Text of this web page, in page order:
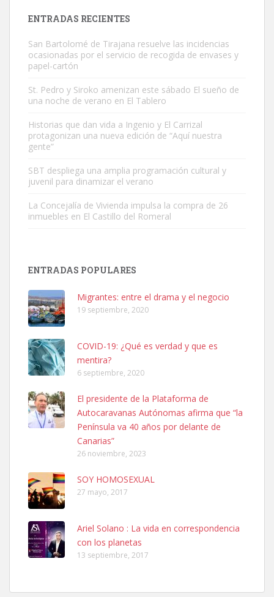
Este gato macho ha aparecido en la calle hace menos de un mes,
es muy manso y extremadamente cari...
Leales.org » Gran Canaria
Leales.org » Gran Canaria
SHIBA PERDIDO AVDA JOSE MESA Y LOPEZ
PERRO MACHO RAZA SHIBA CON MICROCHIP PERDIDO HOY
06/07/2025 ZONA MESA Y LOPEZ. ES MUY ASUSTADIZO
Leales.org » Gran Canaria
6.7.2025
Ninfa perdida
El día 5 se los perdió una ninfa papillera, asustada tiene miedo a la
calle, se perdió por la zon...
ENTRADAS RECIENTES
San Bartolomé de Tirajana resuelve las incidencias
ocasionadas por el servicio de recogida de envases y
papel-cartón
St. Pedro y Siroko amenizan este sábado El sueño de
una noche de verano en El Tablero
Historias que dan vida a Ingenio y El Carrizal
protagonizan una nueva edición de “Aquí nuestra
gente”
SBT despliega una amplia programación cultural y
juvenil para dinamizar el verano
La Concejalía de Vivienda impulsa la compra de 26
inmuebles en El Castillo del Romeral
ENTRADAS POPULARES
Migrantes: entre el drama y el negocio
19 septiembre, 2020
COVID-19: ¿Qué es verdad y que es
mentira?
6 septiembre, 2020
El presidente de la Plataforma de
Autocaravanas Autónomas afirma que “la
Península va 40 años por delante de
Canarias”
26 noviembre, 2023
SOY HOMOSEXUAL
27 mayo, 2017
Ariel Solano : La vida en correspondencia
con los planetas
13 septiembre, 2017